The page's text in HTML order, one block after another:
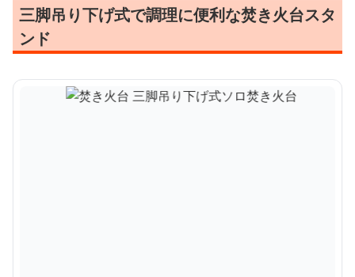
三脚吊り下げ式で調理に便利な焚き火台スタ
ンド